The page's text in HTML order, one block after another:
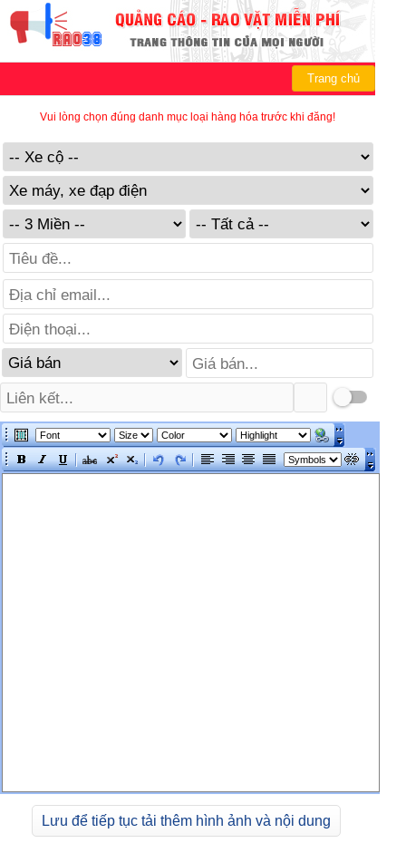
Trang chủ
Vui lòng chọn đúng danh mục loại hàng hóa trước khi đăng!
Lưu để tiếp tục tải thêm hình ảnh và nội dung